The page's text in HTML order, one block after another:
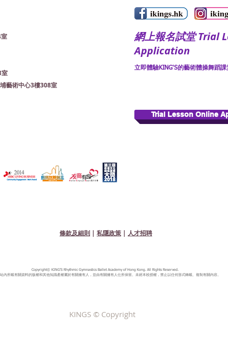
室
藝術中心3樓308室
網上報名試堂 Trial
Application
立即體驗KING'S的藝術體操舞蹈課
Trial Lesson Online
條款及細則 | 私隱政策 | 人才招聘
Copyright© KING'S Rhythmic Gymnastics Ballet Academy of Hong Kong. All Rights Reserved.
內所載有關資料的版權和其他知識產權屬於有關擁有人，並由有關擁有人仕所保留。未經本校授權，禁止以任何形式轉載、複制有關內容。
KINGS © Copyright